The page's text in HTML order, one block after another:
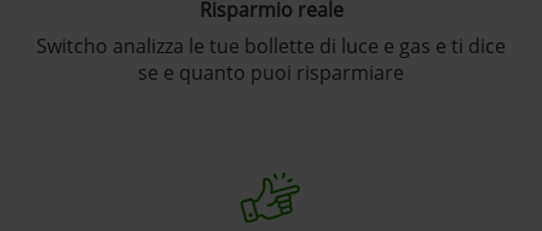
Risparmio reale
Switcho analizza le tue bollette di luce e gas e ti dice
se e quanto puoi risparmiare